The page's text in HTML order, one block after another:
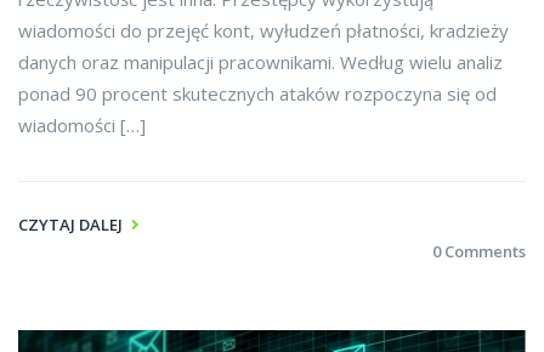
wiadomości do przejęć kont, wyłudzeń płatności, kradzieży
danych oraz manipulacji pracownikami. Według wielu analiz
ponad 90 procent skutecznych ataków rozpoczyna się od
wiadomości […]
CZYTAJ DALEJ
0 Comments